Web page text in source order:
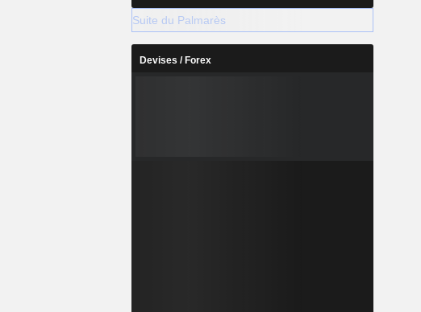
Suite du Palmarès
Devises / Forex